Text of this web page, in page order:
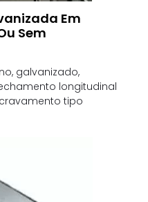
Em
Sem
galvanizado,
longitudinal
tipo